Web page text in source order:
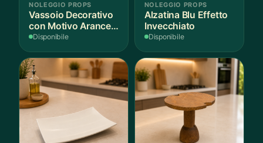
NOLEGGIO PROPS
Vassoio Decorativo
con Motivo Arance e
Foglie
Disponibile
NOLEGGIO PROPS
Alzatina Blu Effetto
Invecchiato
Disponibile